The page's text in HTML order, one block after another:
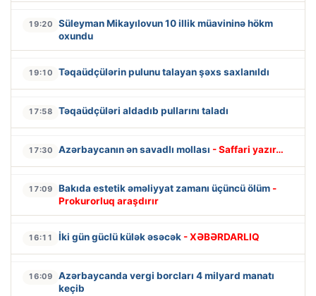
19:20
Süleyman Mikayılovun 10 illik müavininə hökm
oxundu
19:10 Təqaüdçülərin pulunu talayan şəxs saxlanıldı
17:58 Təqaüdçüləri aldadıb pullarını taladı
17:30 Azərbaycanın ən savadlı mollası - Saffari yazır…
17:09 Bakıda estetik əməliyyat zamanı üçüncü ölüm -
Prokurorluq araşdırır
16:11 İki gün güclü külək əsəcək - XƏBƏRDARLIQ
16:09
Azərbaycanda vergi borcları 4 milyard manatı
keçib